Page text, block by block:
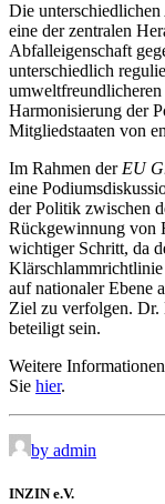
Die
eine der zentralen
Abfalleigenschaft
unterschiedlich
Harmonisierung der
Mitgliedstaaten von
Im Rahmen der EU
eine
der Politik zwischen
Rückgewinnung von
wichtiger Schritt, da
auf nationaler Ebene
Ziel zu verfolgen. Dr.
beteiligt sein.
Weitere
Sie hier.
by admin
INZIN e.V.